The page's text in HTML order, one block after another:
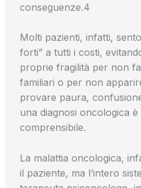
conseguenze.4
Molti pazienti, infatti,
forti” a tutti i costi,
proprie fragilità per non
familiari o per non
provare paura,
una diagnosi oncologica
comprensibile.
La malattia oncologica,
il paziente, ma l’intero